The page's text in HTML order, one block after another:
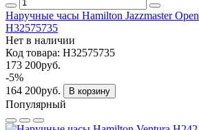
Наручные часы Hamilton Jazzmaster
H32575735
Нет в наличии
Код товара: H32575735
173 200руб.
-5%
164 200руб.
В корзину
Популярный